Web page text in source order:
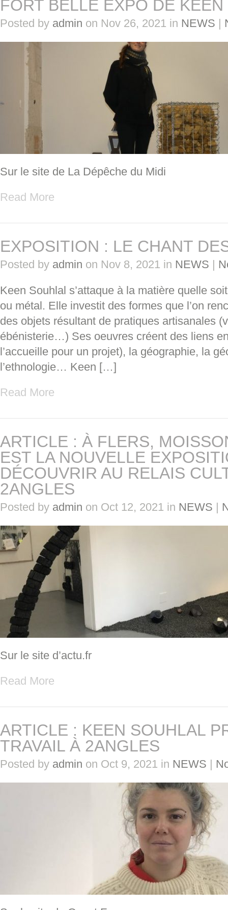
FORT BELLE EXPO DE
Posted by admin on Nov 26, 2021 in NEWS
Sur le site de La Dépêche du Midi
Read More
EXPOSITION : LE CHANT
Posted by admin on Nov 8, 2021 in NEWS
Keen Souhlal s’attaque à la matière quelle
ou métal. Elle investit des formes que l’on
des objets résultant de pratiques artisanales
ébénisterie…) Ses oeuvres créent des liens
l’accueille pour un projet), la géographie, la
l’ethnologie… Keen […]
Read More
ARTICLE : À FLERS,
EST LA NOUVELLE
DÉCOUVRIR AU RELAIS
2ANGLES
Posted by admin on Oct 12, 2021 in NEWS
Sur le site d’actu.fr
Read More
ARTICLE : KEEN SOUHLAL
TRAVAIL À 2ANGLES
Posted by admin on Oct 9, 2021 in NEWS